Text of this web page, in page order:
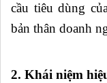
cầu tiêu dùng
bản thân doanh
2. Khái niệm